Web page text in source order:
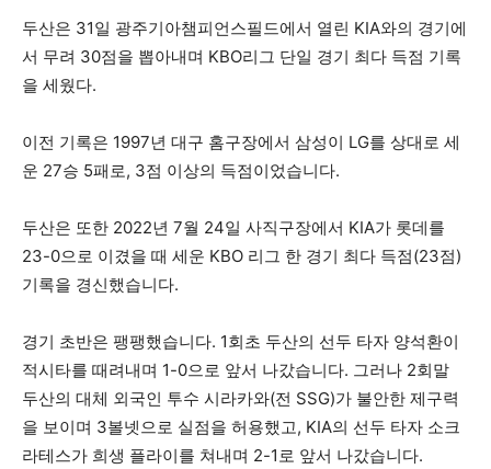
두산은 31일 광주기아챔피언스필드에서 열린 KIA와의 경기에
서 무려 30점을 뽑아내며 KBO리그 단일 경기 최다 득점 기록
을 세웠다.
이전 기록은 1997년 대구 홈구장에서 삼성이 LG를 상대로 세
운 27승 5패로, 3점 이상의 득점이었습니다.
두산은 또한 2022년 7월 24일 사직구장에서 KIA가 롯데를
23-0으로 이겼을 때 세운 KBO 리그 한 경기 최다 득점(23점)
기록을 경신했습니다.
경기 초반은 팽팽했습니다. 1회초 두산의 선두 타자 양석환이
적시타를 때려내며 1-0으로 앞서 나갔습니다. 그러나 2회말
두산의 대체 외국인 투수 시라카와(전 SSG)가 불안한 제구력
을 보이며 3볼넷으로 실점을 허용했고, KIA의 선두 타자 소크
라테스가 희생 플라이를 쳐내며 2-1로 앞서 나갔습니다.